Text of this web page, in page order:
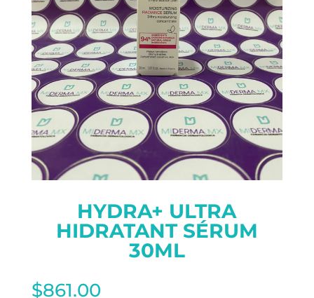
HYDRA+ ULTRA
HIDRATANT SÉRUM
30ML
$861.00